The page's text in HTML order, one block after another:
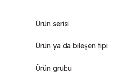
Ürün serisi
Ürün ya da bileşen tipi
Ürün grubu